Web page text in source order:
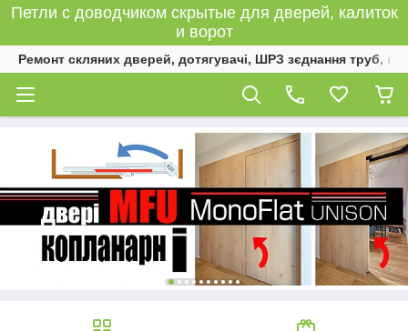
Петли с доводчиком скрытые для дверей, калиток
и ворот
Ремонт скляних дверей, дотягувачі, ШРЗ зєднання труб,